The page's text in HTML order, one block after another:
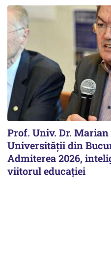
Prof. Univ. Dr.
Universității din
Admiterea 2026,
viitorul educației